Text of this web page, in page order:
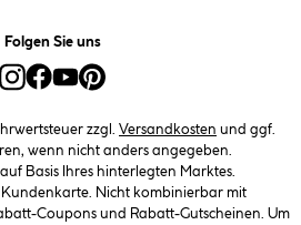
Folgen Sie uns
zzgl. Versandkosten und ggf.
wenn nicht anders angegeben.
Basis Ihres hinterlegten Marktes.
Nicht kombinierbar mit
Coupons und Rabatt-Gutscheinen. Um